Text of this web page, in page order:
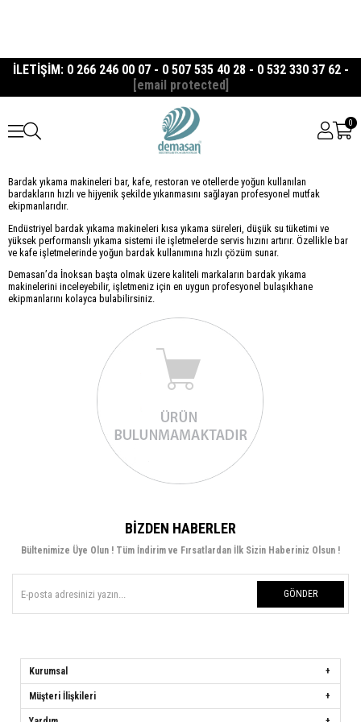
İLETİŞİM: 0 266 246 00 07 - 0 507 535 40 28 - 0 532 330 37 62 -
[email protected]
0
Bardak yıkama makineleri bar, kafe, restoran ve otellerde yoğun kullanılan
bardakların hızlı ve hijyenik şekilde yıkanmasını sağlayan profesyonel mutfak
ekipmanlarıdır.
Endüstriyel bardak yıkama makineleri kısa yıkama süreleri, düşük su tüketimi ve
yüksek performanslı yıkama sistemi ile işletmelerde servis hızını artırır. Özellikle bar
ve kafe işletmelerinde yoğun bardak kullanımına hızlı çözüm sunar.
Demasan’da İnoksan başta olmak üzere kaliteli markaların bardak yıkama
makinelerini inceleyebilir, işletmeniz için en uygun profesyonel bulaşıkhane
ekipmanlarını kolayca bulabilirsiniz.
BIZDEN HABERLER
Bültenimize Üye Olun ! Tüm İndirim ve Fırsatlardan İlk Sizin Haberiniz Olsun !
GÖNDER
Kurumsal
Müşteri İlişkileri